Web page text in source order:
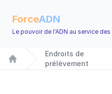
ForceADN
Le pouvoir de l'ADN au service des
Home
Endroits de
prélèvement